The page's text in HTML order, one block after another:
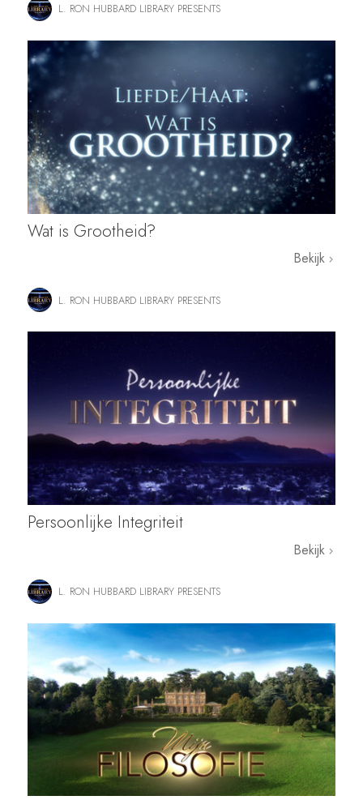
L. RON HUBBARD LIBRARY PRESENTS
Wat is Grootheid?
Bekijk
L. RON HUBBARD LIBRARY PRESENTS
Persoonlijke Integriteit
Bekijk
L. RON HUBBARD LIBRARY PRESENTS